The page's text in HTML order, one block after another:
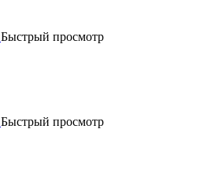
Быстрый просмотр
Быстрый просмотр